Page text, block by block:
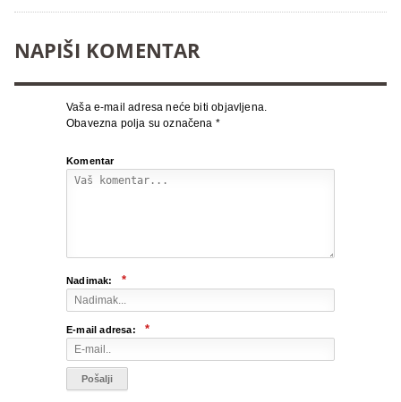
NAPIŠI KOMENTAR
Vaša e-mail adresa neće biti objavljena.
Obavezna polja su označena *
Komentar
Nadimak: *
E-mail adresa: *